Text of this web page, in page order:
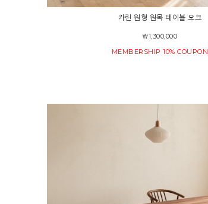
카린 원형 원목 테이블 오크
￦1,300,000
MEMBERSHIP 10% COUPON